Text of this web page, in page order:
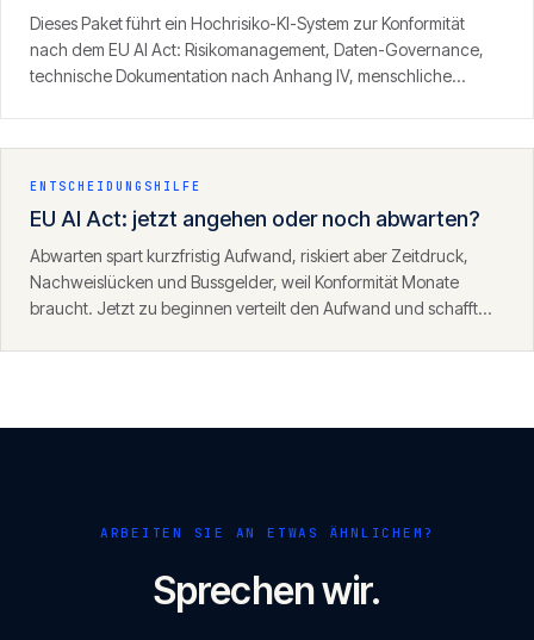
Dieses Paket führt ein Hochrisiko-KI-System zur Konformität
nach dem EU AI Act: Risikomanagement, Daten-Governance,
technische Dokumentation nach Anhang IV, menschliche
ENTSCHEIDUNGSHILFE
EU AI Act: jetzt angehen oder noch abwarten?
Abwarten spart kurzfristig Aufwand, riskiert aber Zeitdruck,
Nachweislücken und Bussgelder, weil Konformität Monate
braucht. Jetzt zu beginnen verteilt den Aufwand und schafft
ARBEITEN SIE AN ETWAS ÄHNLICHEM?
Sprechen wir.